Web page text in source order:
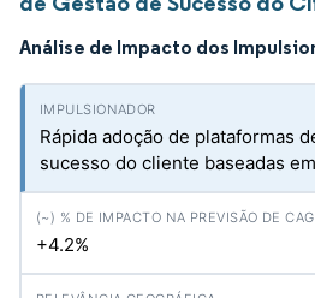
Análise de Impacto dos
Rápida adoção de plataformas
sucesso do cliente baseadas
+4.2%